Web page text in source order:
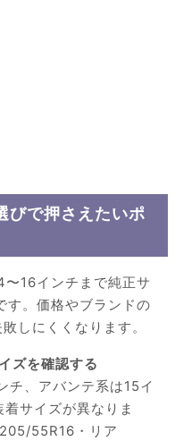
びで押さえたいポ
16インチまで純正サ
す。価格やブランドの
しにくくなります。
ズを確認する
チ、アバンテ系は15イ
サイズが異なりま
55R16・リア